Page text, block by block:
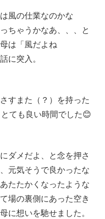
風の仕業なのかな
ちゃうかなあ、、、と
は「風だよね
に突入。
すまた（？）を持った
ても良い時間でした😊
ダメだよ、と念を押さ
元気そうで良かったな
たたかくなったような
場の裏側にあった空き
に想いを馳せました。